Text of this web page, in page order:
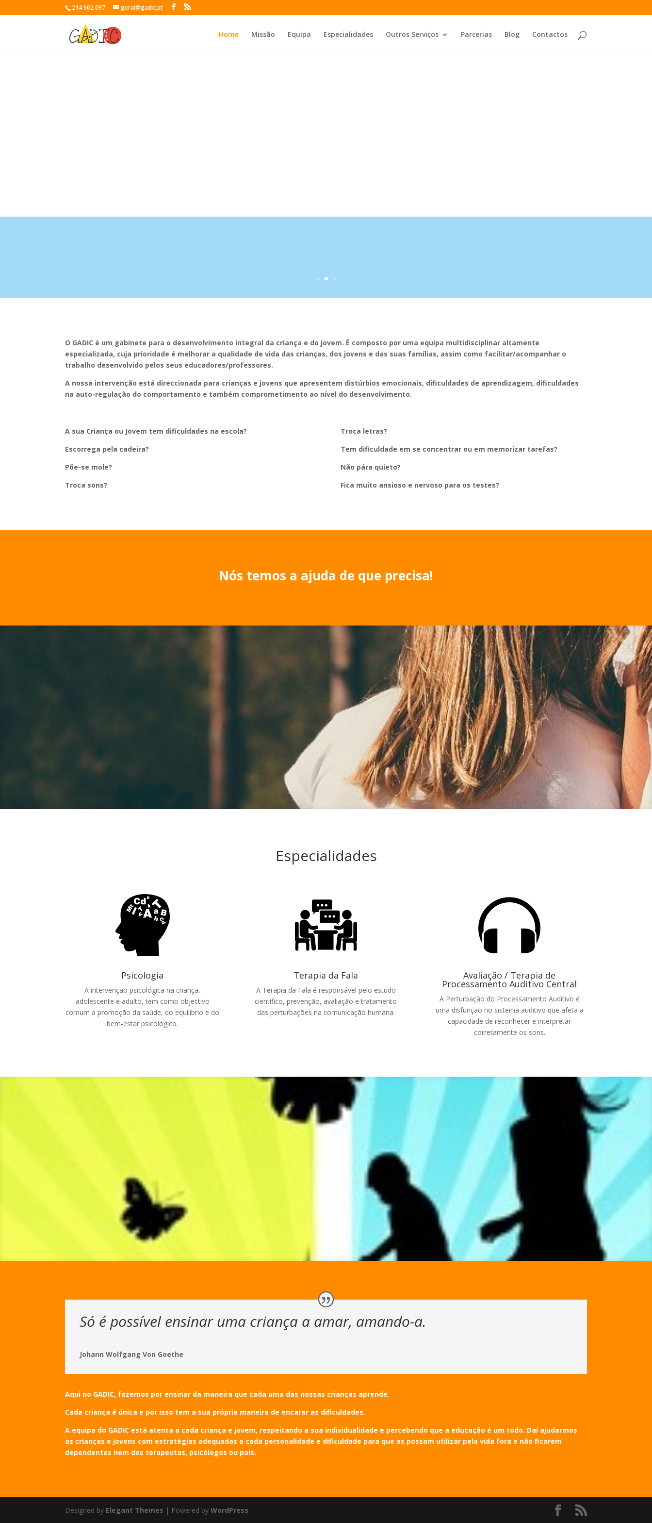
214 602 097 geral@gadic.pt
Home Missão Equipa Especialidades Outros Serviços Parcerias Blog Contactos
O GADIC é um gabinete para o desenvolvimento integral da criança e do jovem. É composto por uma equipa multidisciplinar altamente
especializada, cuja prioridade é melhorar a qualidade de vida das crianças, dos jovens e das suas famílias, assim como facilitar/acompanhar o
trabalho desenvolvido pelos seus educadores/professores.
A nossa intervenção está direccionada para crianças e jovens que apresentem distúrbios emocionais, dificuldades de aprendizagem, dificuldades
na auto-regulação do comportamento e também comprometimento ao nível do desenvolvimento.
A sua Criança ou Jovem tem dificuldades na escola?
Escorrega pela cadeira?
Põe-se mole?
Troca sons?
Troca letras?
Tem dificuldade em se concentrar ou em memorizar tarefas?
Não pára quieto?
Fica muito ansioso e nervoso para os testes?
Nós temos a ajuda de que precisa!
Especialidades
Psicologia
A intervenção psicológica na criança,
adolescente e adulto, tem como objectivo
comum a promoção da saúde, do equilíbrio e do
bem-estar psicológico.
Terapia da Fala
A Terapia da Fala é responsável pelo estudo
científico, prevenção, avaliação e tratamento
das perturbações na comunicação humana.
Avaliação / Terapia de
Processamento Auditivo Central
A Perturbação do Processamento Auditivo é
uma disfunção no sistema auditivo que afeta a
capacidade de reconhecer e interpretar
corretamente os sons.
Só é possível ensinar uma criança a amar, amando-a.
Johann Wolfgang Von Goethe
Aqui no GADIC, fazemos por ensinar da maneira que cada uma das nossas crianças aprende.
Cada criança é única e por isso tem a sua própria maneira de encarar as dificuldades.
A equipa do GADIC está atenta a cada criança e jovem, respeitando a sua individualidade e percebendo que a educação é um todo. Daí ajudarmos
as crianças e jovens com estratégias adequadas a cada personalidade e dificuldade para que as possam utilizar pela vida fora e não ficarem
dependentes nem dos terapeutas, psicólogos ou pais.
Designed by Elegant Themes | Powered byWordPress